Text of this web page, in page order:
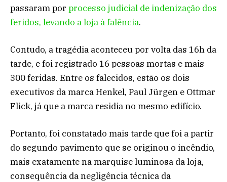
passaram por processo judicial de indenização dos
feridos, levando a loja à falência.
Contudo, a tragédia aconteceu por volta das 16h da
tarde, e foi registrado 16 pessoas mortas e mais
300 feridas. Entre os falecidos, estão os dois
executivos da marca Henkel, Paul Jürgen e Ottmar
Flick, já que a marca residia no mesmo edifício.
Portanto, foi constatado mais tarde que foi a partir
do segundo pavimento que se originou o incêndio,
mais exatamente na marquise luminosa da loja,
consequência da negligência técnica da